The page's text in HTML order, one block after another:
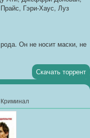
Гэри-Хаус, Луз
Он не носит маски, не
Скачать торрент